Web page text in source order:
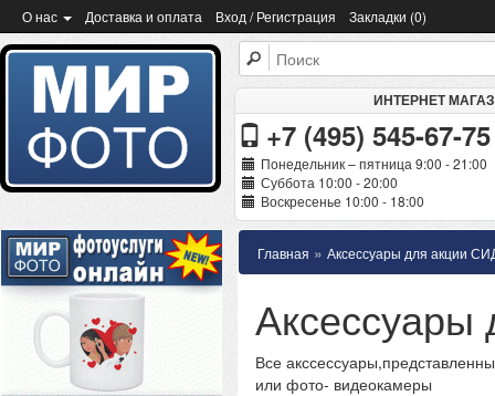
О нас Доставка и оплата Вход / Регистрация Закладки (0)
ИНТЕРНЕТ
+7 (495) 545-67-75
Понедельник – пятница 9:00 - 21:00
Суббота 10:00 - 20:00
Воскресенье 10:00 - 18:00
Главная » Аксессуары для акции
Все
или фото- видеокамеры